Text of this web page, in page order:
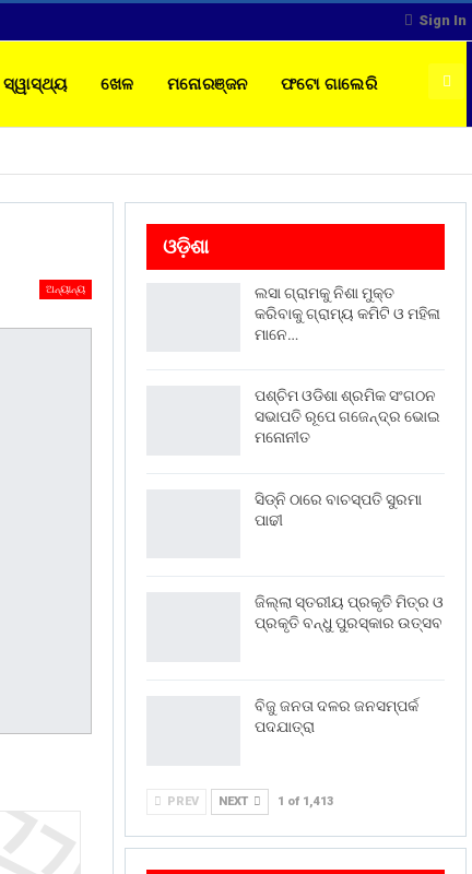
Sign In
ସ୍ୱାସ୍ଥ୍ୟ ଖେଳ ମନୋରଞ୍ଜନ ଫଟୋ ଗାଲେରି
ଅନ୍ୟାନ୍ୟ
ଓଡ଼ିଶା
ଲସା ଗ୍ରାମକୁ ନିଶା ମୁକ୍ତ
କରିବାକୁ ଗ୍ରାମ୍ୟ କମିଟି ଓ ମହିଳା
ମାନେ…
ପଶ୍ଚିମ ଓଡିଶା ଶ୍ରମିକ ସଂଗଠନ
ସଭାପତି ରୂପେ ଗଜେନ୍ଦ୍ର ଭୋଇ
ମନୋନୀତ
ସିଡ୍‌ନି ଠାରେ ବାଚସ୍ପତି ସୁରମା
ପାଢୀ
ଜିଲ୍ଲା ସ୍ତରୀୟ ପ୍ରକୃତି ମିତ୍ର ଓ
ପ୍ରକୃତି ବନ୍ଧୁ ପୁରସ୍କାର ଉତ୍ସବ
ବିଜୁ ଜନତା ଦଳର ଜନସମ୍ପର୍କ
ପଦଯାତ୍ରା
PREV NEXT 1 of 1,413